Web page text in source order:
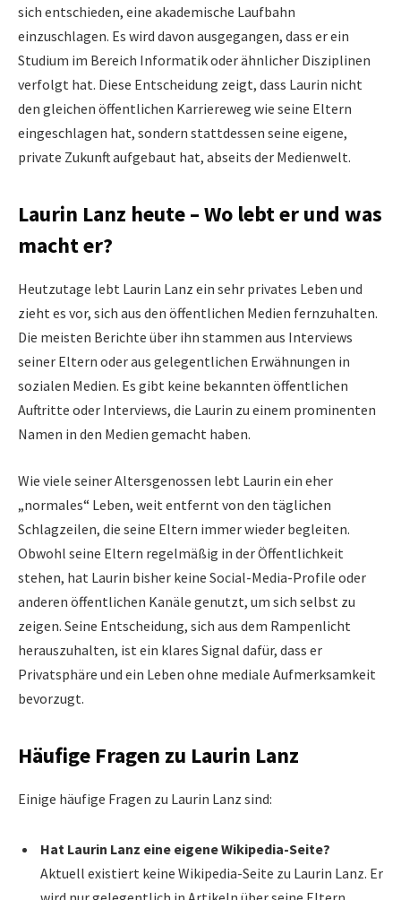
sich entschieden, eine akademische Laufbahn
einzuschlagen. Es wird davon ausgegangen, dass er ein
Studium im Bereich Informatik oder ähnlicher Disziplinen
verfolgt hat. Diese Entscheidung zeigt, dass Laurin nicht
den gleichen öffentlichen Karriereweg wie seine Eltern
eingeschlagen hat, sondern stattdessen seine eigene,
private Zukunft aufgebaut hat, abseits der Medienwelt.
Laurin Lanz heute – Wo lebt er und was
macht er?
Heutzutage lebt Laurin Lanz ein sehr privates Leben und
zieht es vor, sich aus den öffentlichen Medien fernzuhalten.
Die meisten Berichte über ihn stammen aus Interviews
seiner Eltern oder aus gelegentlichen Erwähnungen in
sozialen Medien. Es gibt keine bekannten öffentlichen
Auftritte oder Interviews, die Laurin zu einem prominenten
Namen in den Medien gemacht haben.
Wie viele seiner Altersgenossen lebt Laurin ein eher
„normales“ Leben, weit entfernt von den täglichen
Schlagzeilen, die seine Eltern immer wieder begleiten.
Obwohl seine Eltern regelmäßig in der Öffentlichkeit
stehen, hat Laurin bisher keine Social-Media-Profile oder
anderen öffentlichen Kanäle genutzt, um sich selbst zu
zeigen. Seine Entscheidung, sich aus dem Rampenlicht
herauszuhalten, ist ein klares Signal dafür, dass er
Privatsphäre und ein Leben ohne mediale Aufmerksamkeit
bevorzugt.
Häufige Fragen zu Laurin Lanz
Einige häufige Fragen zu Laurin Lanz sind:
Hat Laurin Lanz eine eigene Wikipedia-Seite?
Aktuell existiert keine Wikipedia-Seite zu Laurin Lanz. Er